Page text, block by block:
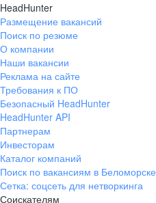
HeadHunter
Размещение вакансий
Поиск по резюме
О компании
Наши вакансии
Реклама на сайте
Требования к ПО
Безопасный HeadHunter
HeadHunter API
Партнерам
Инвесторам
Каталог компаний
Поиск по вакансиям в Беломорске
Сетка: соцсеть для нетворкинга
Соискателям